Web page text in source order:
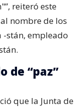
reiteró este
nombre de los
stán, empleado
de “paz”
que la Junta de